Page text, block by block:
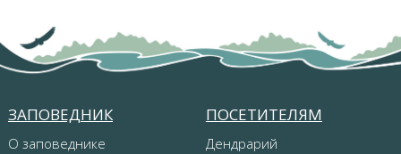
ЗАПОВЕДНИК
О заповеднике
ПОСЕТИТЕЛЯМ
Дендрарий